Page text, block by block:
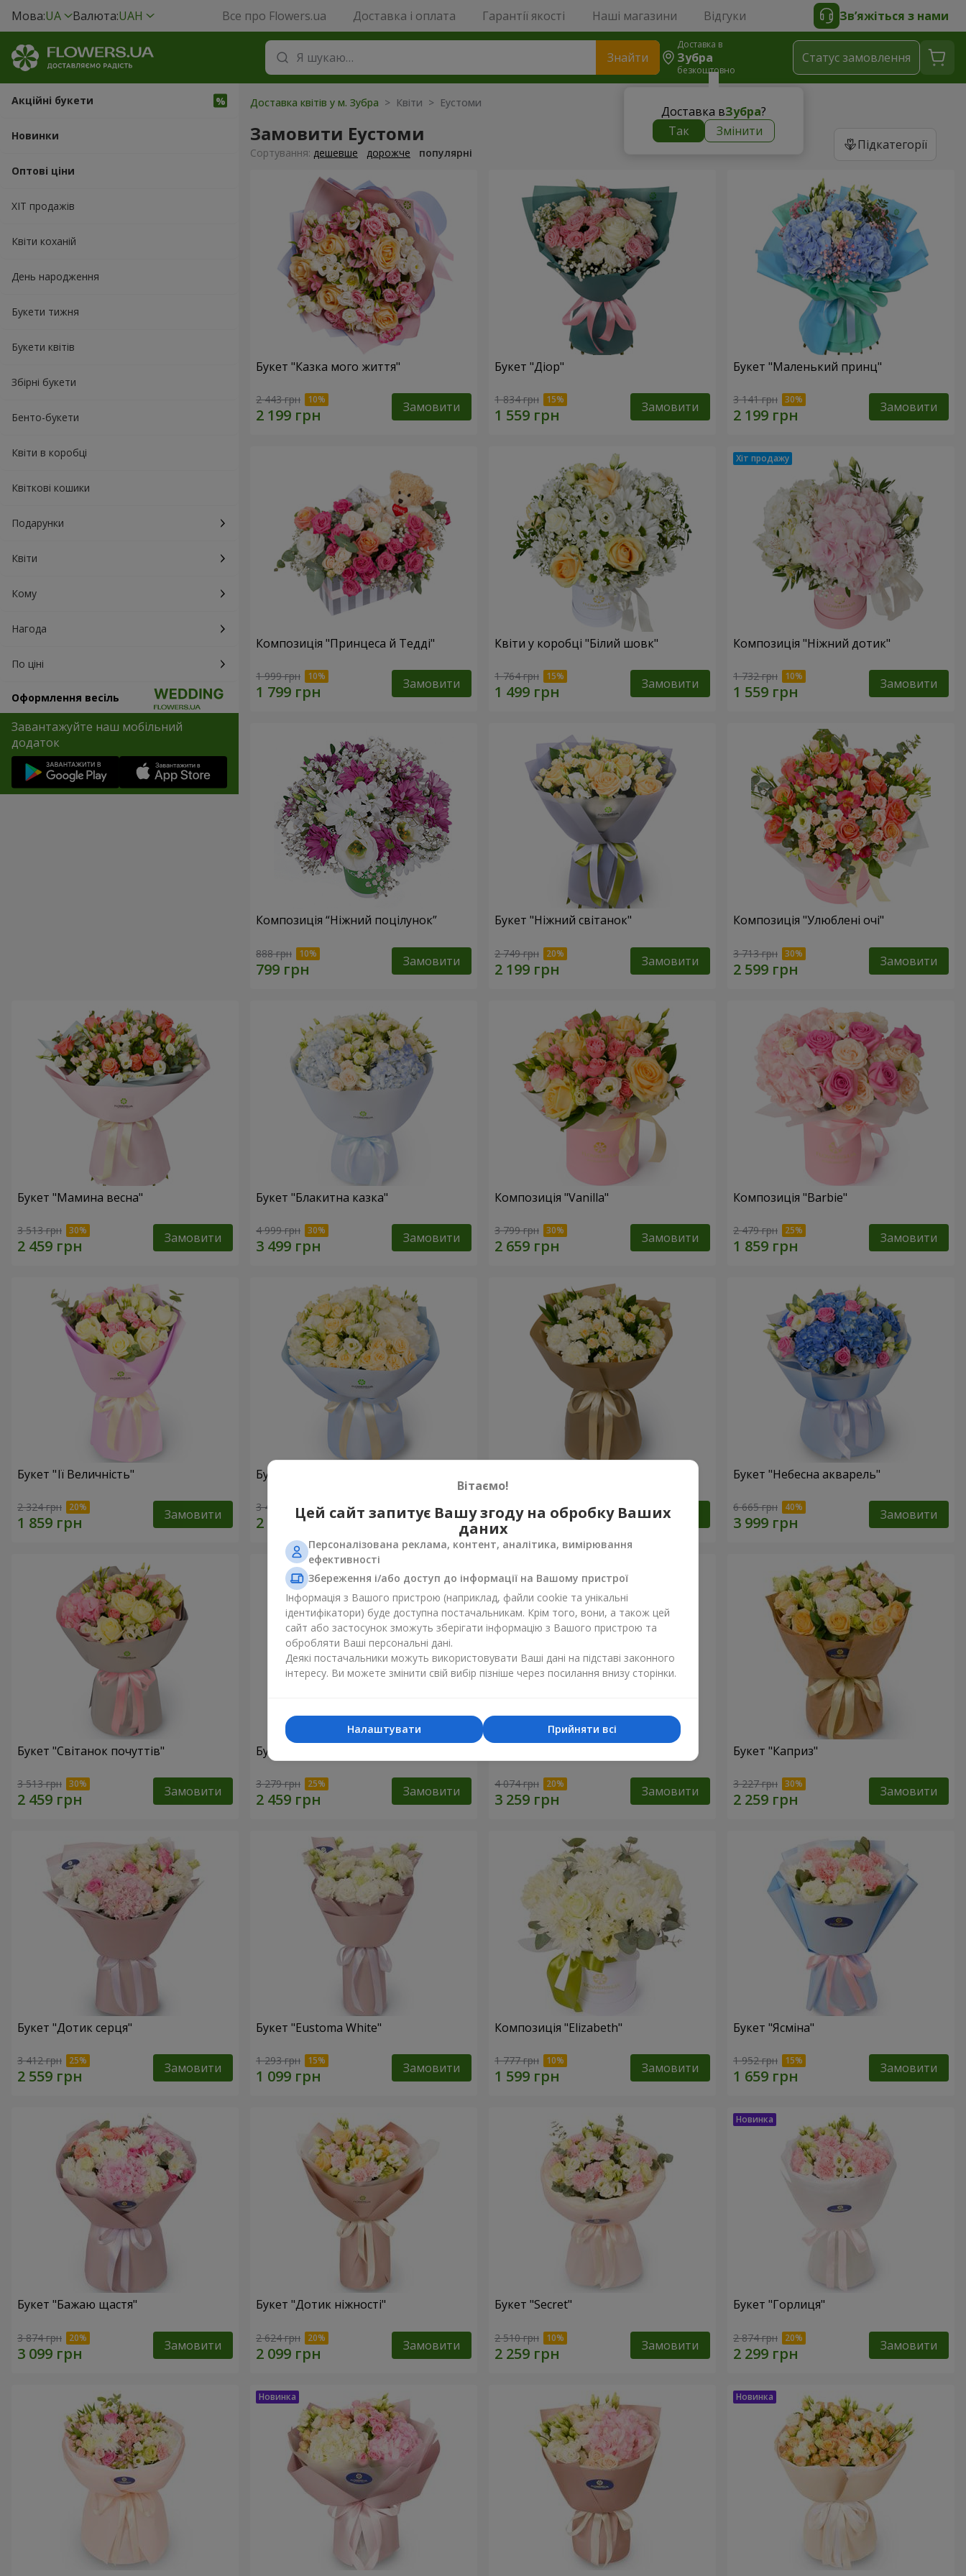
Мова:UA Валюта:UAH Все про Flowers.ua Доставка і оплата Гарантії якості Наші магазини Відгуки Зв’яжіться з нами
Знайти
Доставка в
Зубра
безкоштовно
Доставка вЗубра?
Так
Змінити
Статус замовлення
Акційні букети
Новинки
Оптові ціни
ХІТ продажів
Квіти коханій
День народження
Букети тижня
Букети квітів
Збірні букети
Бенто-букети
Квіти в коробці
Квіткові кошики
Подарунки
Квіти
Кому
Нагода
По ціні
Оформлення весіль
Завантажуйте наш мобільний
додаток
Доставка квітів у м. Зубра > Квіти > Еустоми
Замовити Еустоми Підкатегорії
Сортування: дешевше дорожче популярні
Букет "Казка мого життя"
2 443 грн Замовити
Букет "Діор"
1 834 грн Замовити
Букет "Маленький принц"
3 141 грн Замовити
Композиція "Принцеса й Тедді"
1 999 грн Замовити
Квіти у коробці "Білий шовк"
1 764 грн Замовити
Композиція "Ніжний дотик"
1 732 грн Замовити
Композиція “Ніжний поцілунок”
888 грн Замовити
Букет "Ніжний світанок"
2 749 грн Замовити
Композиція "Улюблені очі"
3 713 грн Замовити
Букет "Мамина весна"
3 513 грн Замовити
Букет "Блакитна казка"
4 999 грн Замовити
Композиція "Vanilla"
3 799 грн Замовити
Композиція "Barbie"
2 479 грн Замовити
Букет "Її Величність"
2 324 грн Замовити
Букет "Аріана"
3 481 грн Замовити 2 856 грн Замовити
Букет "Небесна акварель"
6 665 грн Замовити
Букет "Світанок почуттів"
3 513 грн Замовити
Букет "Cаvalli"
3 279 грн Замовити 4 074 грн Замовити
Букет "Каприз"
3 227 грн Замовити
Букет "Дотик серця"
3 412 грн Замовити
Букет "Eustoma White"
1 293 грн Замовити
Композиція "Elizabeth"
1 777 грн Замовити
Букет "Ясміна"
1 952 грн Замовити
Букет "Бажаю щастя"
3 874 грн Замовити
Букет "Дотик ніжності"
2 624 грн Замовити
Букет "Secret"
2 510 грн Замовити
Букет "Горлиця"
2 874 грн Замовити
Вітаємо!
Цей сайт запитує Вашу згоду на обробку Ваших
даних
Персоналізована реклама, контент, аналітика, вимірювання
ефективності
Збереження і/або доступ до інформації на Вашому пристрої
Інформація з Вашого пристрою (наприклад, файли cookie та унікальні
ідентифікатори) буде доступна постачальникам. Крім того, вони, а також цей
сайт або застосунок зможуть зберігати інформацію з Вашого пристрою та
обробляти Ваші персональні дані.
Деякі постачальники можуть використовувати Ваші дані на підставі законного
інтересу. Ви можете змінити свій вибір пізніше через посилання внизу сторінки.
Прийняти всі
Налаштувати